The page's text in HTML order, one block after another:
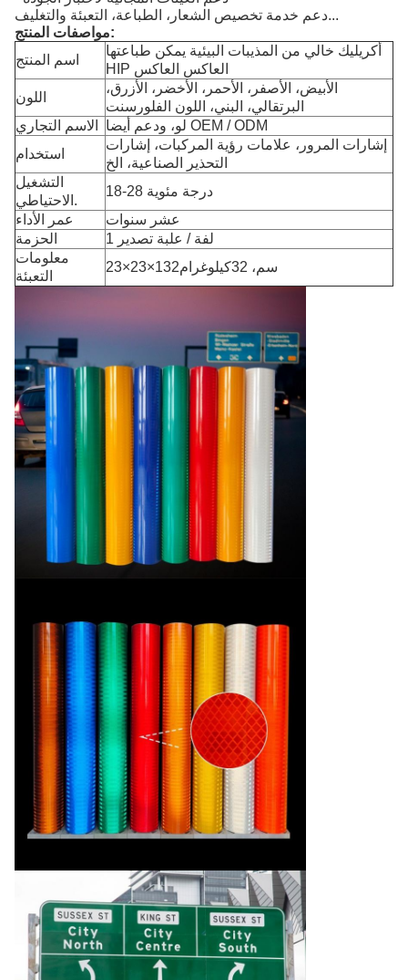
دعم خدمة تخصيص الشعار، الطباعة، التعبئة والتغليف...
مواصفات المنتج:
اسم المنتج
أكريليك خالي من المذيبات البيئية يمكن طباعتها
HIP العاكس العاكس
اللون
الأبيض، الأصفر، الأحمر، الأخضر، الأزرق،
البرتقالي، البني، اللون الفلورسنت
الاسم التجاري
لو، ودعم أيضا OEM / ODM
استخدام
إشارات المرور، علامات رؤية المركبات، إشارات
التحذير الصناعية، الخ
التشغيل
الاحتياطي.
18-28 درجة مئوية
عمر الأداء
عشر سنوات
الحزمة
1 لفة / علبة تصدير
معلومات
التعبئة
23×23×132سم، 32كيلوغرام